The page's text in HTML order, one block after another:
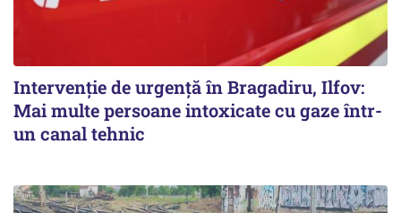
Intervenție de urgență în Bragadiru, Ilfov:
Mai multe persoane intoxicate cu gaze într-
un canal tehnic